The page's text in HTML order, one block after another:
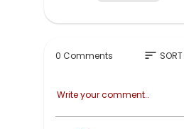
aan ZIJN Trouwe
bastaardkinderen
0 Comments sort